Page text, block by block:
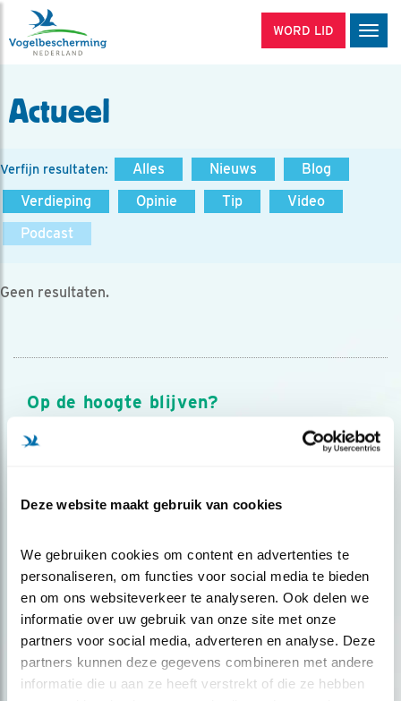
Deze website maakt gebruik van cookies
We gebruiken cookies om content en advertenties te
personaliseren, om functies voor social media te bieden
en om ons websiteverkeer te analyseren. Ook delen we
informatie over uw gebruik van onze site met onze
partners voor social media, adverteren en analyse. Deze
partners kunnen deze gegevens combineren met andere
informatie die u aan ze heeft verstrekt of die ze hebben
WORD LID
Actueel
Verfijn resultaten: Alles Nieuws
Blog
Verdieping
Opinie Tip
Video
Podcast
Geen resultaten.
Op de hoogte blijven?
Meld je aan en ontvang nieuws, inspiratie, acties en tips
over vogels en activiteiten van Vogelbescherming.